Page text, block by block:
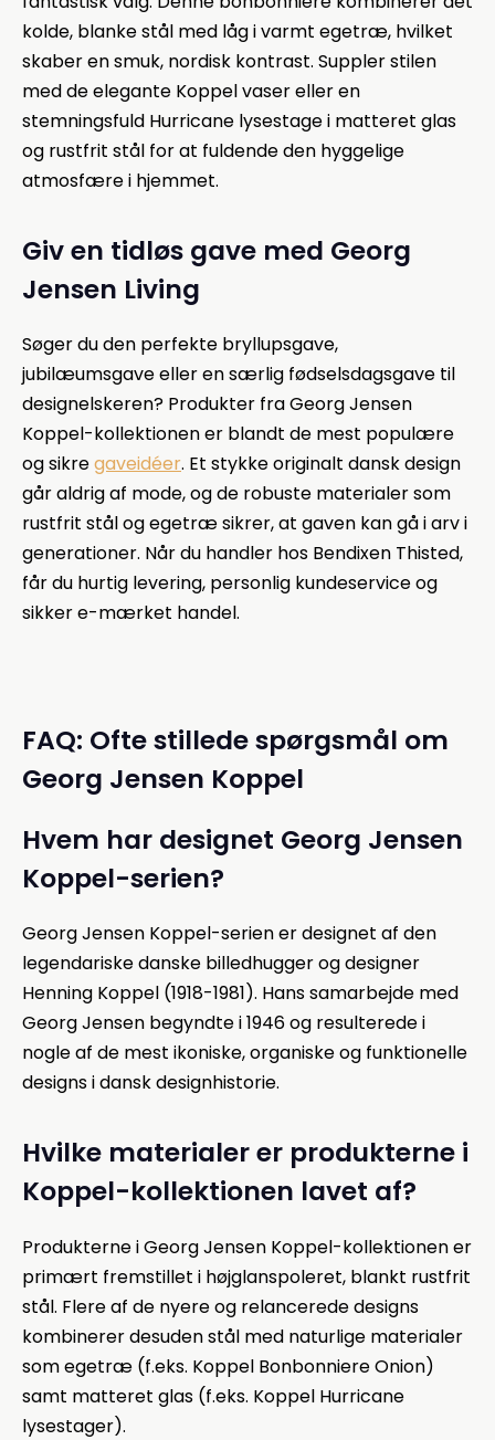
kolde, blanke stål med låg i varmt egetræ, hvilket
skaber en smuk, nordisk kontrast. Suppler stilen
med de elegante Koppel vaser eller en
stemningsfuld Hurricane lysestage i matteret glas
og rustfrit stål for at fuldende den hyggelige
atmosfære i hjemmet.
Giv en tidløs gave med Georg
Jensen Living
Søger du den perfekte bryllupsgave,
jubilæumsgave eller en særlig fødselsdagsgave til
designelskeren? Produkter fra Georg Jensen
Koppel-kollektionen er blandt de mest populære
og sikregaveidéer. Et stykke originalt dansk design
går aldrig af mode, og de robuste materialer som
rustfrit stål og egetræ sikrer, at gaven kan gå i arv i
generationer. Når du handler hos Bendixen Thisted,
får du hurtig levering, personlig kundeservice og
sikker e-mærket handel.
FAQ: Ofte stillede spørgsmål om
Georg Jensen Koppel
Hvem har designet Georg Jensen
Koppel-serien?
Georg Jensen Koppel-serien er designet af den
legendariske danske billedhugger og designer
Henning Koppel (1918-1981). Hans samarbejde med
Georg Jensen begyndte i 1946 og resulterede i
nogle af de mest ikoniske, organiske og funktionelle
designs i dansk designhistorie.
Hvilke materialer er produkterne i
Koppel-kollektionen lavet af?
Produkterne i Georg Jensen Koppel-kollektionen er
primært fremstillet i højglanspoleret, blankt rustfrit
stål. Flere af de nyere og relancerede designs
kombinerer desuden stål med naturlige materialer
som egetræ (f.eks. Koppel Bonbonniere Onion)
samt matteret glas (f.eks. Koppel Hurricane
lysestager).